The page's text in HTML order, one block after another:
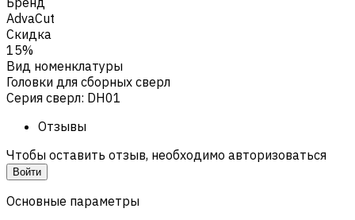
AdvaCut
Скидка
15%
Вид номенклатуры
Головки для сборных сверл
Серия сверл: DH01
Отзывы
Чтобы оставить отзыв, необходимо авторизоваться
Войти
Основные параметры